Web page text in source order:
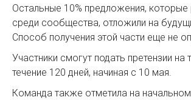
Остальные 10% предложения,
среди сообщества, отложили на
Способ получения этой части еще не
Участники смогут подать претензии на
течение 120 дней, начиная с 10 мая.
Команда также отметила на начальном